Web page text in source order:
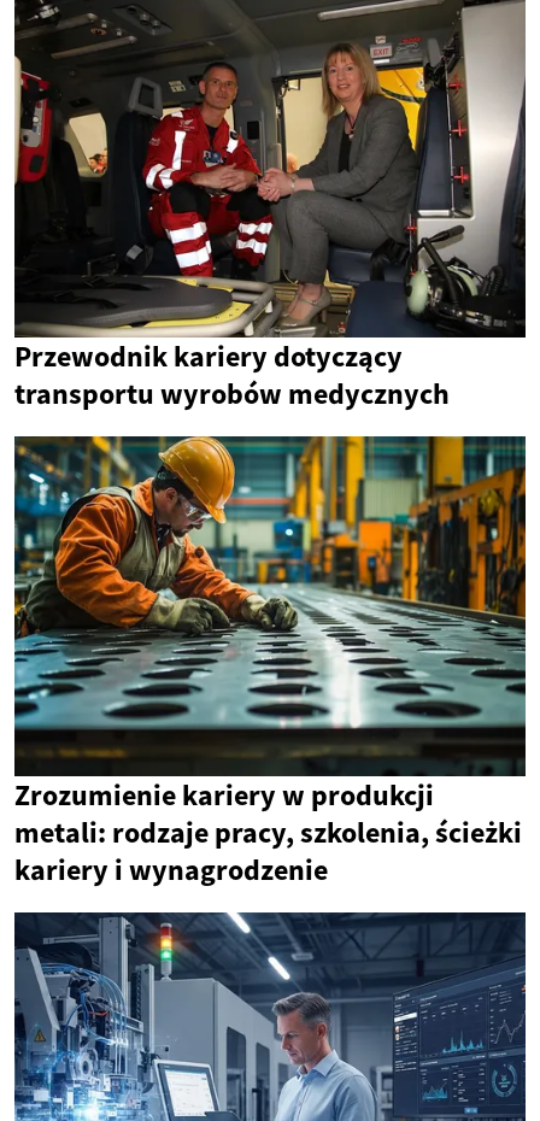
Przewodnik kariery dotyczący
transportu wyrobów medycznych
Zrozumienie kariery w produkcji
metali: rodzaje pracy, szkolenia, ścieżki
kariery i wynagrodzenie